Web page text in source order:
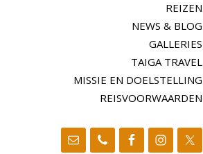
REIZEN
NEWS & BLOG
GALLERIES
TAIGA TRAVEL
MISSIE EN DOELSTELLING
REISVOORWAARDEN